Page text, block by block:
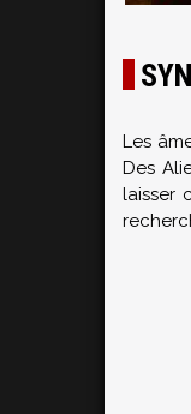
Les
Des
laisser